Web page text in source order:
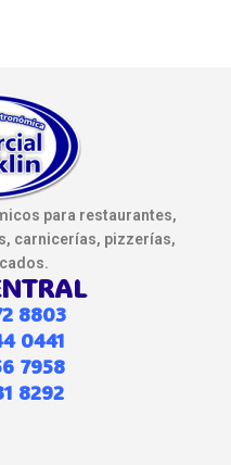
para restaurantes,
carnicerías, pizzerías,
8803
0441
7958
8292